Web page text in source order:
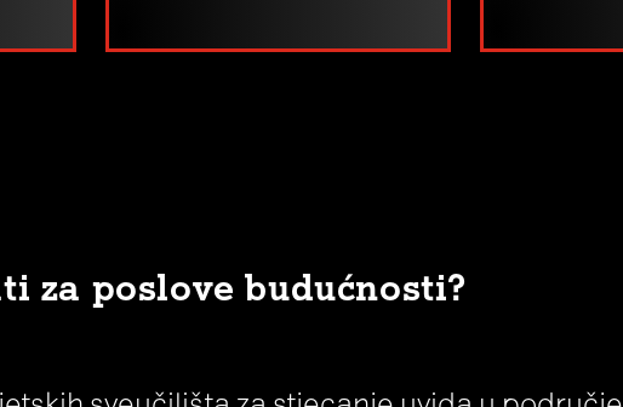
za poslove budućnosti?